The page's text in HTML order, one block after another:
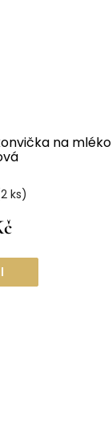
na mléko
ks)